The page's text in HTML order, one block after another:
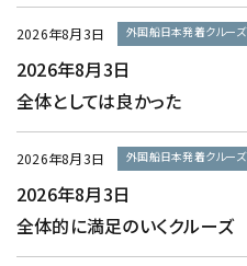
2026年8月3日 外国船日本発着クルーズ
2026年8月3日
全体としては良かった
2026年8月3日 外国船日本発着クルーズ
2026年8月3日
全体的に満足のいくクルーズ